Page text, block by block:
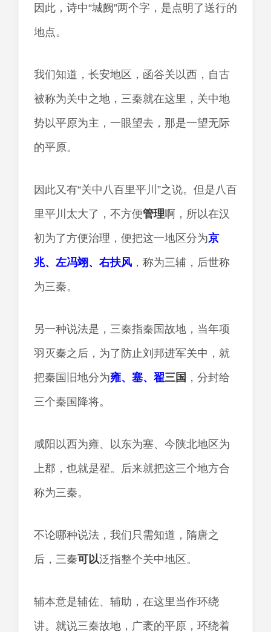
因此，诗中“城阙”两个字，是点明了送行的
地点。
我们知道，长安地区，函谷关以西，自古
被称为关中之地，三秦就在这里，关中地
势以平原为主，一眼望去，那是一望无际
的平原。
因此又有“关中八百里平川”之说。但是八百
里平川太大了，不方便管理啊，所以在汉
初为了方便治理，便把这一地区分为京
兆、左冯翊、右扶风 ，称为三辅，后世称
为三秦。
另一种说法是，三秦指秦国故地，当年项
羽灭秦之后，为了防止刘邦进军关中，就
把秦国旧地分为雍、塞、翟三国 ，分封给
三个秦国降将。
咸阳以西为雍、以东为塞、今陕北地区为
上郡，也就是翟。后来就把这三个地方合
称为三秦。
不论哪种说法，我们只需知道，隋唐之
后，三秦可以泛指整个关中地区。
辅本意是辅佐、辅助，在这里当作环绕
讲。就说三秦故地，广袤的平原，环绕着